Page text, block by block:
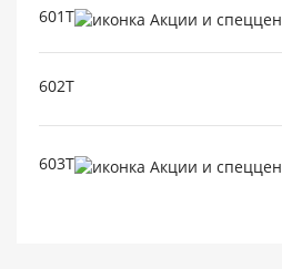
601T
602T
603T